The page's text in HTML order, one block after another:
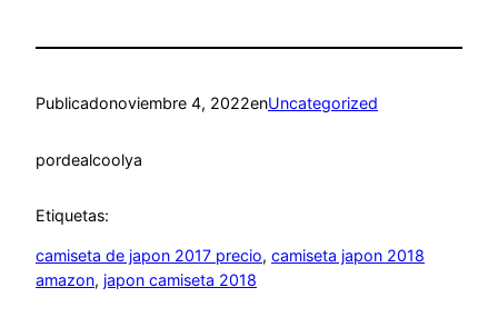
Publicadonoviembre 4, 2022enUncategorized
pordealcoolya
Etiquetas:
camiseta de japon 2017 precio, camiseta japon 2018
amazon, japon camiseta 2018